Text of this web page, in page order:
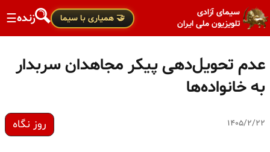
سیمای آزادی
تلویزیون ملی ایران
🤝 همیاری با سیما زنده☰
عدم تحویل‌دهی پیکر مجاهدان سربدار
به خانواده‌ها
۱۴۰۵/۲/۲۲ روز نگاه